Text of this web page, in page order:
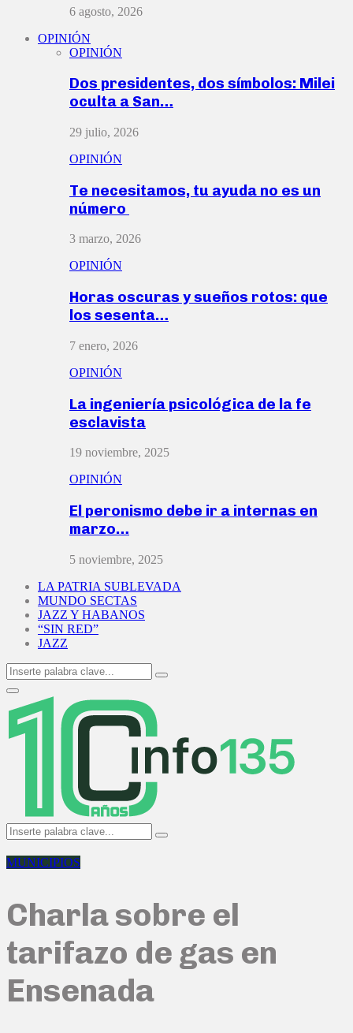
6 agosto, 2026
OPINIÓN
OPINIÓN
Dos presidentes, dos símbolos: Milei
oculta a San…
29 julio, 2026
OPINIÓN
Te necesitamos, tu ayuda no es un
número
3 marzo, 2026
OPINIÓN
Horas oscuras y sueños rotos: que
los sesenta…
7 enero, 2026
OPINIÓN
La ingeniería psicológica de la fe
esclavista
19 noviembre, 2025
OPINIÓN
El peronismo debe ir a internas en
marzo…
5 noviembre, 2025
LA PATRIA SUBLEVADA
MUNDO SECTAS
JAZZ Y HABANOS
“SIN RED”
JAZZ
Search
for:
Search
Primary
Menu
Search
for:
Search
MUNICIPIOS
Charla sobre el
tarifazo de gas en
Ensenada